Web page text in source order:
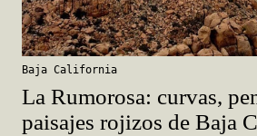
Baja California
La Rumorosa: curvas,
paisajes rojizos de Baja